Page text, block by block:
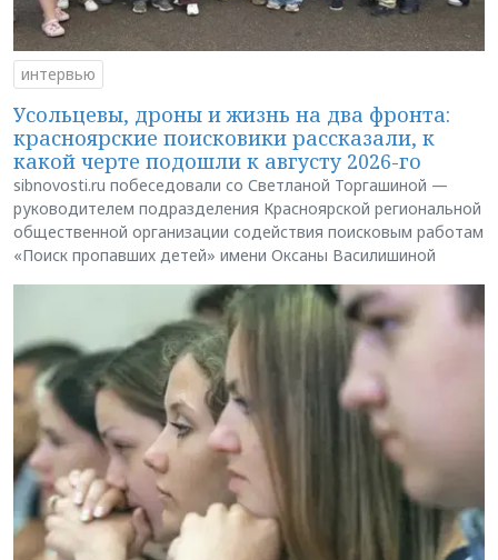
интервью
Усольцевы, дроны и жизнь на два фронта:
красноярские поисковики рассказали, к
какой черте подошли к августу 2026-го
sibnovosti.ru побеседовали со Светланой Торгашиной —
руководителем подразделения Красноярской региональной
общественной организации содействия поисковым работам
«Поиск пропавших детей» имени Оксаны Василишиной